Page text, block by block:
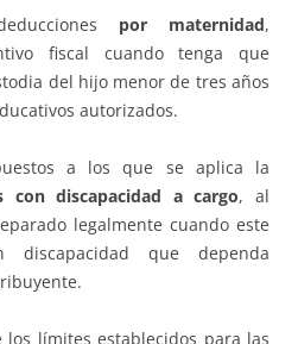
por maternidad,
fiscal cuando tenga que
del hijo menor de tres años
autorizados.
a los que se aplica la
con discapacidad a cargo, al
legalmente cuando este
que dependa
límites establecidos para las